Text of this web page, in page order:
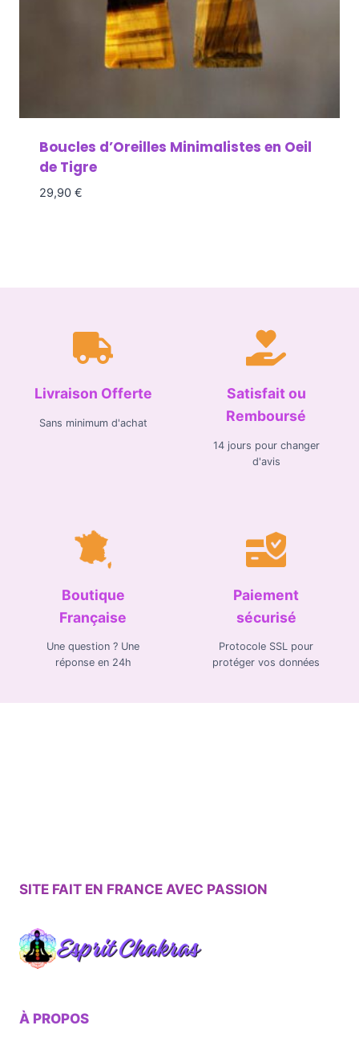
Boucles d’Oreilles Minimalistes en Oeil
de Tigre
29,90 €
Livraison Offerte
Sans minimum d'achat
Satisfait ou
Remboursé
14 jours pour changer
d'avis
Boutique
Française
Une question ? Une
réponse en 24h
Paiement
sécurisé
Protocole SSL pour
protéger vos données
SITE FAIT EN FRANCE AVEC PASSION
À PROPOS